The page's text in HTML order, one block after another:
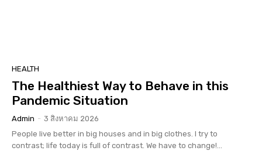
HEALTH
The Healthiest Way to Behave in this
Pandemic Situation
Admin - 3 สิงหาคม 2026
People live better in big houses and in big clothes. I try to
contrast; life today is full of contrast. We have to change!...